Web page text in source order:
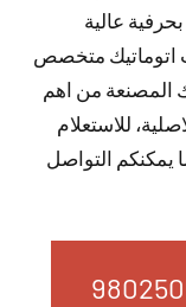
عالية
اتوماتيك متخصص
المصنعة من اهم
للاستعلام
يمكنكم التواصل